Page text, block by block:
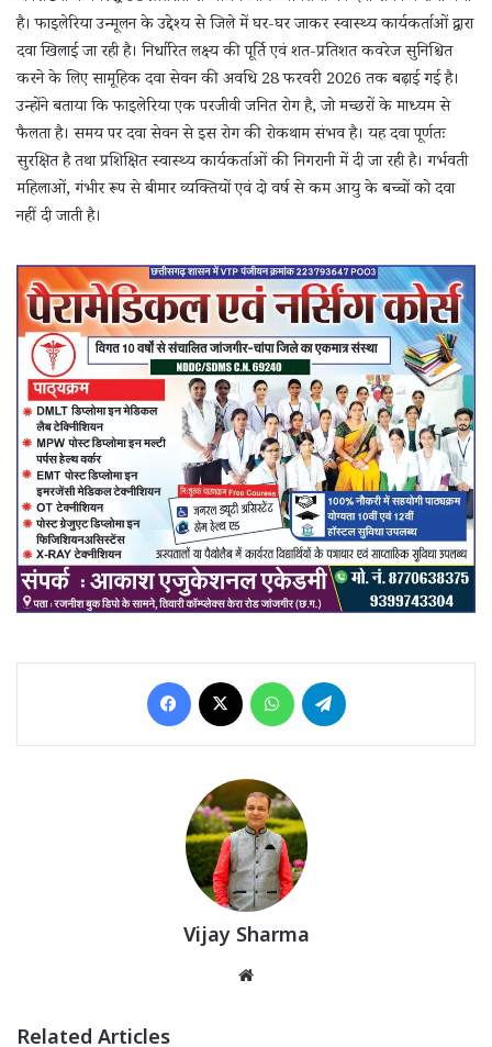
है। फाइलेरिया उन्मूलन के उद्देश्य से जिले में घर-घर जाकर स्वास्थ्य कार्यकर्ताओं द्वारा
दवा खिलाई जा रही है। निर्धारित लक्ष्य की पूर्ति एवं शत-प्रतिशत कवरेज सुनिश्चित
करने के लिए सामूहिक दवा सेवन की अवधि 28 फरवरी 2026 तक बढ़ाई गई है।
उन्होंने बताया कि फाइलेरिया एक परजीवी जनित रोग है, जो मच्छरों के माध्यम से
फैलता है। समय पर दवा सेवन से इस रोग की रोकथाम संभव है। यह दवा पूर्णतः
सुरक्षित है तथा प्रशिक्षित स्वास्थ्य कार्यकर्ताओं की निगरानी में दी जा रही है। गर्भवती
महिलाओं, गंभीर रूप से बीमार व्यक्तियों एवं दो वर्ष से कम आयु के बच्चों को दवा
नहीं दी जाती है।
Facebook WhatsApp
Vijay Sharma
Related Articles